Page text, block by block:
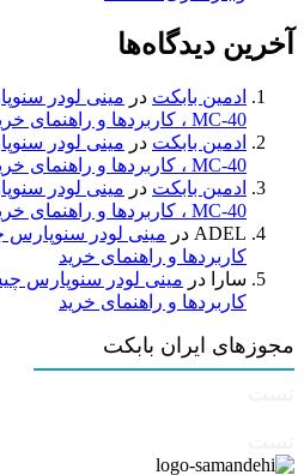
آخرین دیدگاه‌ها
ادمین بابکت در
MC-40 ، کاربردها و راهنمای خرید
ادمین بابکت در
MC-40 ، کاربردها و راهنمای خرید
ادمین بابکت در
MC-40 ، کاربردها و راهنمای خرید
ADEL در
کاربردها و راهنمای خرید
سارا
در
کاربردها و راهنمای خرید
مجوزهای ایران بابکت